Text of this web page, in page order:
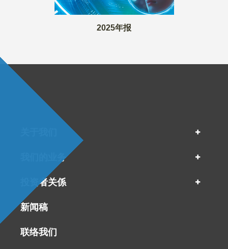
2025年报
2025中期报告
我们的业务
投资者关係
新闻稿
联络我们